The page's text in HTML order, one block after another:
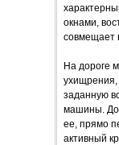
окнами,
совмещает
На дороге
ухищрения,
заданную
машины.
ее, прямо
активный